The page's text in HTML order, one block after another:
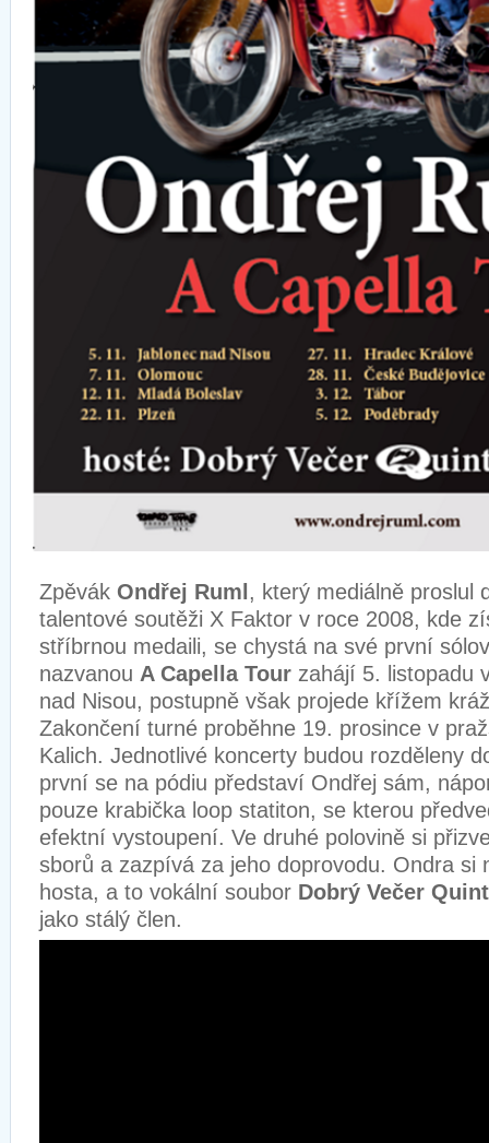
Zpěvák Ondřej Ruml, který mediálně proslul
talentové soutěži X Faktor v roce 2008, kde
stříbrnou medaili, se chystá na své první
nazvanou A Capella Tour zahájí 5. listopadu
nad Nisou, postupně však projede křížem
Zakončení turné proběhne 19. prosince v
Kalich. Jednotlivé koncerty budou rozděleny
první se na pódiu představí Ondřej sám,
pouze krabička loop statiton, se kterou
efektní vystoupení. Ve druhé polovině si
sborů a zazpívá za jeho doprovodu. Ondra si
hosta, a to vokální soubor Dobrý Večer
jako stálý člen.